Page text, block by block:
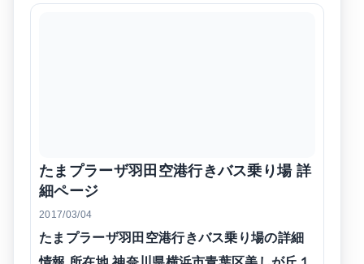
たまプラーザ羽田空港行きバス乗り場 詳
細ページ
2017/03/04
たまプラーザ羽田空港行きバス乗り場の詳細